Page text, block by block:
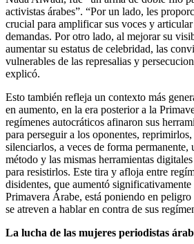
activistas árabes”. “Por un lado, les
crucial para amplificar sus voces y
demandas. Por otro lado, al mejorar su
aumentar su estatus de celebridad, las
vulnerables de las represalias y
explicó.
Esto también refleja un contexto más
en aumento, en la era posterior a la
regímenes autocráticos afinaron sus
para perseguir a los oponentes,
silenciarlos, a veces de forma
método y las mismas herramientas
para resistirlos. Este tira y afloja entre
disidentes, que aumentó
Primavera Árabe, está poniendo en
se atreven a hablar en contra de sus
La lucha de las mujeres periodistas